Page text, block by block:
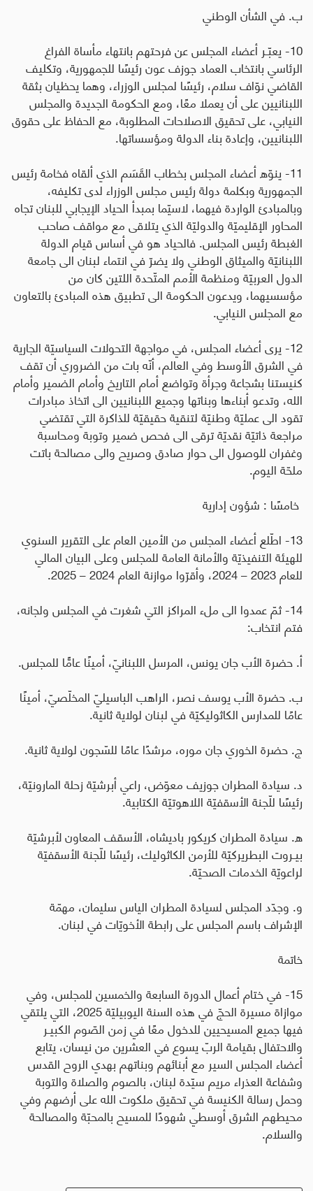
ب. في الشأن الوطني
10- يعبّـر أعضاء المجلس عن فرحتهم بانتهاء مأساة الفراغ
الرئاسي بانتخاب العماد جوزف عون رئيسًا للجمهورية، وتكليف
القاضي نوّاف سلام، رئيسًا لمجلس الوزراء، وهما يحظيان بثقة
اللبنانيين على أن يعملا معًا، ومع الحكومة الجديدة والمجلس
النيابي، على تحقيق الاصلاحات المطلوبة، مع الحفاظ على حقوق
اللبنانيين، وإعادة بناء الدولة ومؤسساتها.
11- ينوّه أعضاء المجلس بخطاب القَسَم الذي ألقاه فخامة رئيس
الجمهورية وبكلمة دولة رئيس مجلس الوزراء لدى تكليفه،
وبالمبادئ الواردة فيهما، لاسيّما بمبدأ الحياد الإيجابي للبنان تجاه
المحاور الإقليميّة والدوليّة الذي يتلاقى مع مواقف صاحب
الغبطة رئيس المجلس. فالحياد هو في أساس قيام الدولة
اللبنانيّة والميثاق الوطني ولا يضرّ في انتماء لبنان الى جامعة
الدول العربيّة ومنظمة الأمم المتّحدة اللتين كان من
مؤسسيهما، ويدعون الحكومة الى تطبيق هذه المبادئ بالتعاون
مع المجلس النيابي.
12- يرى أعضاء المجلس، في مواجهة التحولات السياسيّة الجارية
في الشرق الأوسط وفي العالم، أنّه بات من الضروري أن تقف
كنيستنا بشجاعة وجرأة وتواضع أمام التاريخ وأمام الضمير وأمام
الله، وتدعو أبناءها وبناتها وجميع اللبنانيين الى اتخاذ مبادرات
تقود الى عمليّة وطنيّة لتنقية حقيقيّة للذاكرة التي تقتضي
مراجعة ذاتيّة نقديّة ترقى الى فحص ضمير وتوبة ومحاسبة
وغفران للوصول الى حوار صادق وصريح والى مصالحة باتت
ملحّة اليوم.
خامسًا : شؤون إدارية
13- اطّلع أعضاء المجلس من الأمين العام على التقرير السنوي
للهيئة التنفيذيّة والأمانة العامة للمجلس وعلى البيان المالي
للعام 2023 – 2024، وأقرّوا موازنة العام 2024 – 2025
.
14- ثمّ عمدوا الى ملء المراكز التي شغرت في المجلس ولجانه،
فتم انتخاب:
أ. حضرة الأب جان يونس، المرسل اللبنانيّ، أمينًا عامًّا للمجلس.
ب. حضرة الأب يوسف نصر، الراهب الباسيليّ المخلّصيّ، أمينًا
عامًا للمدارس الكاثوليكيّة في لبنان لولاية ثانية.
ج. حضرة الخوري جان موره، مرشدًا عامًا للسّجون لولاية ثانية.
د. سيادة المطران جوزيف معوّض، راعي أبرشيّة زحلة المارونيّة،
رئيسًا للّجنة الأسقفيّة اللاهوتيّة الكتابية.
ه. سيادة المطران كريكور باديشاه، الأسقف المعاون لأبرشيّة
بيـروت البطريركيّة للأرمن الكاثوليك، رئيسًا للّجنة الأسقفيّة
لراعويّة الخدمات الصحيّة.
و. وجدّد المجلس لسيادة المطران الياس سليمان، مهمّة
الإشراف باسم المجلس على رابطة الأخويّات في لبنان.
خاتمة
15- في ختام أعمال الدورة السابعة والخمسين للمجلس، وفي
موازاة مسيرة الحجّ في هذه السنة اليوبيليّة 2025، التي يلتقي
فيها جميع المسيحيين للدخول معًا في زمن الصّوم الكبيـر
والاحتفال بقيامة الربّ يسوع في العشرين من نيسان، يتابع
أعضاء المجلس السير مع أبنائهم وبناتهم بهدي الروح القدس
وشفاعة العذراء مريم سيّدة لبنان، بالصوم والصلاة والتوبة
وحمل رسالة الكنيسة في تحقيق ملكوت الله على أرضهم وفي
محيطهم الشرق أوسطي شهودًا للمسيح بالمحبّة والمصالحة
والسلام.